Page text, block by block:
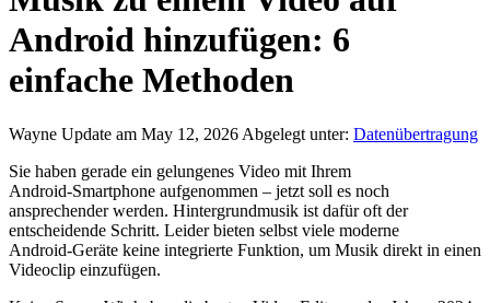
Android hinzufügen: 6
einfache Methoden
Wayne Update am May 12, 2026 Abgelegt unter: Datenübertragung
Sie haben gerade ein gelungenes Video mit Ihrem
Android‑Smartphone aufgenommen – jetzt soll es noch
ansprechender werden. Hintergrundmusik ist dafür oft der
entscheidende Schritt. Leider bieten selbst viele moderne
Android‑Geräte keine integrierte Funktion, um Musik direkt in einen
Videoclip einzufügen.